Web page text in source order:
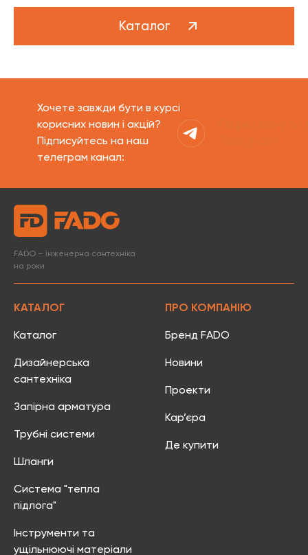
Каталог
Хочете завжди бути в курсі
корисних новин і акцій?
Підписуйтесь на наш
телеграм канал:
FADO – інженерна сантехніка
на роки
КАТАЛОГ
Каталог
Дизайнерська
сантехніка
Запірна арматура
Трубні системи
Шланги
Система "тепла
підлога"
Інструменти та
ущільнюючі матеріали
ПРО КОМПАНІЮ
Бренд FADO
Новини
Проекти
Кар’єра
Де купити